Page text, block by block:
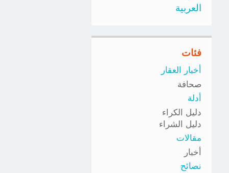
العربية
فئات
أخبار العقار
صحافة
أدلة
دليل الكراء
دليل الشراء
مقالات
أخبار
نصائح